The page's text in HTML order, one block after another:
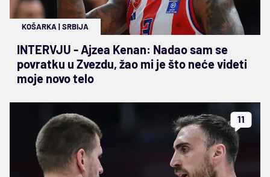
KOŠARKA |SRBIJA
INTERVJU - Ajzea Kenan: Nadao sam se
povratku u Zvezdu, žao mi je što neće videti
moje novo telo
11